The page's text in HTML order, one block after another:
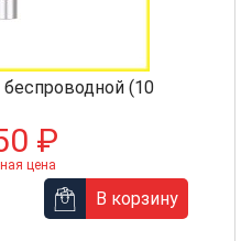
беспроводной (10
₽
цена
В корзину